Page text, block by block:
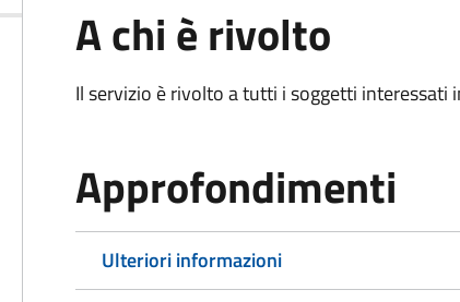
A chi è rivolto
Il servizio è rivolto a tutti i soggetti interessati
Approfondimenti
Ulteriori informazioni